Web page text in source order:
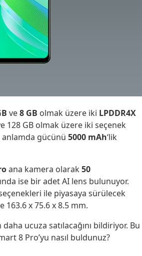
ve8 GB olmak üzere iki LPDDR4X
128 GB olmak üzere iki seçenek
anlamda gücünü 5000 mAh‘lik
ana kamera olarak50
ise bir adet AI lens bulunuyor.
ile piyasaya sürülecek
163.6 x 75.6 x 8.5 mm.
daha ucuza satılacağını bildiriyor. Bu
8 Pro’yu nasıl buldunuz?